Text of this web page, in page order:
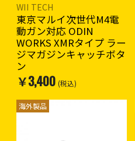
WII TECH
東京マルイ次世代M4電
動ガン対応 ODIN
WORKS XMRタイプ ラー
ジマガジンキャッチボタ
ン
￥3,400 (税込)
海外製品